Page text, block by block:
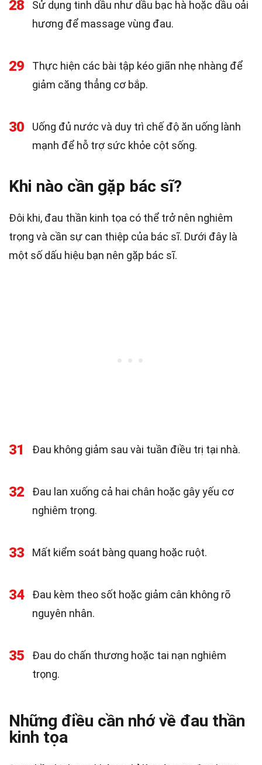
28
Sử dụng tinh dầu như dầu bạc hà hoặc dầu oải
hương để massage vùng đau.
29
Thực hiện các bài tập kéo giãn nhẹ nhàng để
giảm căng thẳng cơ bắp.
30
Uống đủ nước và duy trì chế độ ăn uống lành
mạnh để hỗ trợ sức khỏe cột sống.
Khi nào cần gặp bác sĩ?
Đôi khi, đau thần kinh tọa có thể trở nên nghiêm
trọng và cần sự can thiệp của bác sĩ. Dưới đây là
một số dấu hiệu bạn nên gặp bác sĩ.
31 Đau không giảm sau vài tuần điều trị tại nhà.
32
Đau lan xuống cả hai chân hoặc gây yếu cơ
nghiêm trọng.
33 Mất kiểm soát bàng quang hoặc ruột.
34
Đau kèm theo sốt hoặc giảm cân không rõ
nguyên nhân.
35
Đau do chấn thương hoặc tai nạn nghiêm
trọng.
Những điều cần nhớ về đau thần
kinh tọa